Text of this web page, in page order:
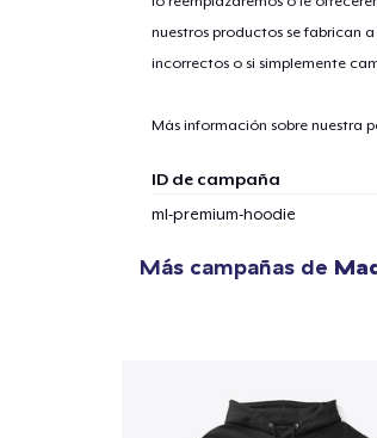
nuestros productos se fabrican
incorrectos o si simplemente
Más información sobre nuestra
ID de campaña
ml-premium-hoodie
Más campañas de